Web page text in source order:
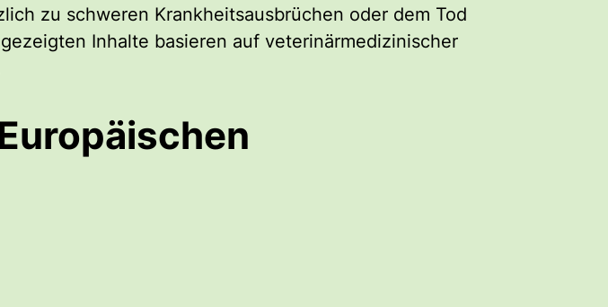
zu schweren Krankheitsausbrüchen oder dem Tod
Inhalte basieren auf veterinärmedizinischer